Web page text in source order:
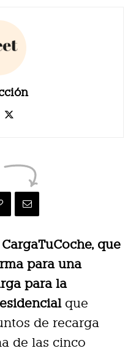
que
para una
para la
que
de recarga
de las cinco